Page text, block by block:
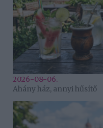
2026-08-06.
Ahány ház, annyi hűsítő